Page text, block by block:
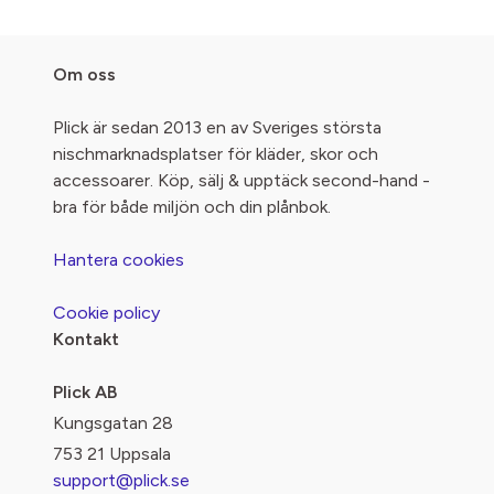
Om oss
Plick är sedan 2013 en av Sveriges största
nischmarknadsplatser för kläder, skor och
accessoarer. Köp, sälj & upptäck second-hand -
bra för både miljön och din plånbok.
Hantera cookies
Cookie policy
Kontakt
Plick AB
Kungsgatan 28
753 21 Uppsala
support@plick.se